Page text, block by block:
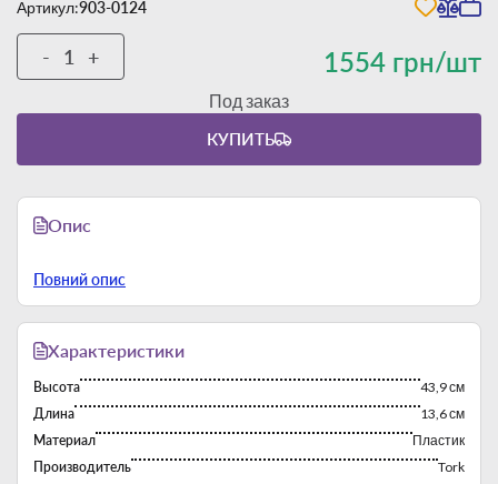
Артикул:903-0124
1554 грн/шт
- +
Под заказ
КУПИТЬ
Опис
Повний опис
Характеристики
Высота
43,9 см
Длина
13,6 см
Материал
Пластик
Производитель
Tork